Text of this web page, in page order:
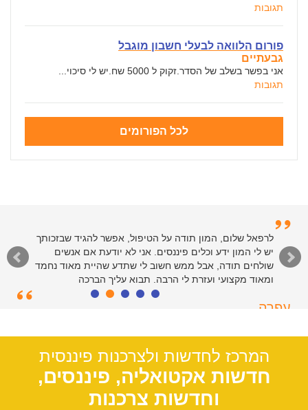
תגובות
פורום הלוואה לבעלי חשבון מוגבל
גבעתיים
אני בפשר בשלב של הסדר.זקוק ל 5000 שח.יש לי סיכוי...
תגובות
לכל הפורומים
לרפאל שלום, המון תודה על הטיפול, אפשר להגיד שבזכותך
יש לי המון ידע וכלים פיננסים. אני לא יודעת אם אנשים
שולחים תודה, אבל ממש חשוב לי שתדע שהיית מאוד נחמד
ומאוד מקצועי ועזרת לי הרבה. תבוא עליך הברכה
עפרה
המרכז לחדשות ולצרכנות פיננסית
חדשות אקטואליה, פיננסים,
וחדשות צרכנות